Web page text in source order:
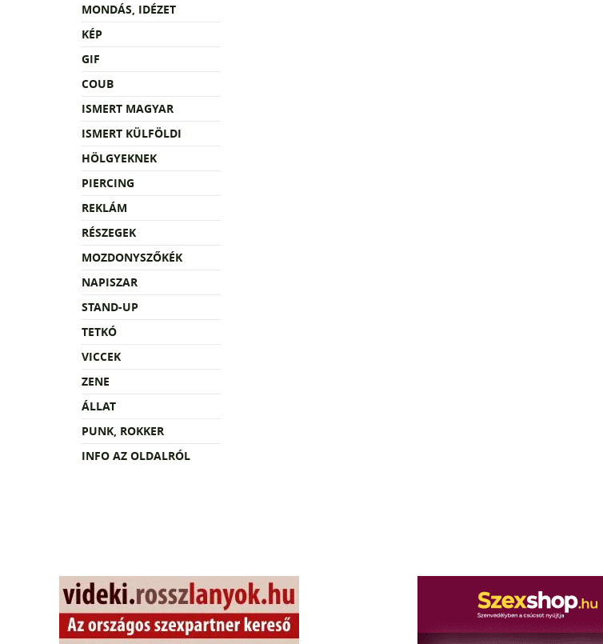
MONDÁS, IDÉZET
KÉP
GIF
COUB
ISMERT MAGYAR
ISMERT KÜLFÖLDI
HÖLGYEKNEK
PIERCING
REKLÁM
RÉSZEGEK
MOZDONYSZŐKÉK
NAPISZAR
STAND-UP
TETKÓ
VICCEK
ZENE
ÁLLAT
PUNK, ROKKER
INFO AZ OLDALRÓL